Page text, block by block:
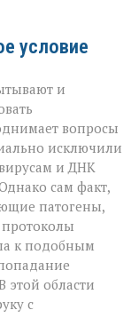
условие
и
вопросы
исключили
и ДНК
сам факт,
патогены,
к подобным
этой области
с